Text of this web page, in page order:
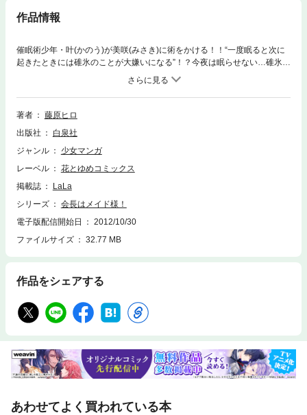
作品情報
催眠術少年・叶(かのう)が美咲(みさき)に術をかける！！“一度眠ると次に
起きたときには碓氷のことが大嫌いになる”！？今夜は眠らせない…碓氷も
本気モードで対決！！そしてメイド・ラテのスタッフ一同＆碓氷は夏の海
へ！浜辺で水着ラブ上昇☆特別編2本＋描きおろし満載！！
著者
藤原ヒロ
出版社
白泉社
ジャンル
少女マンガ
レーベル
花とゆめコミックス
掲載誌
LaLa
シリーズ
会長はメイド様！
電子版配信開始日
2012/10/30
ファイルサイズ
32.77 MB
作品をシェアする
あわせてよく買われている本